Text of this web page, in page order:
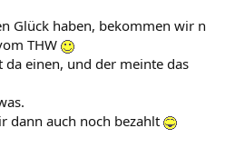
Glück haben, bekommen wir n
THW
da einen, und der meinte das
dann auch noch bezahlt